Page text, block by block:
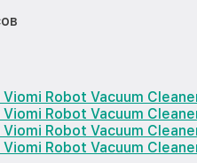
Robot Vacuum
Robot Vacuum
Robot Vacuum
Robot Vacuum